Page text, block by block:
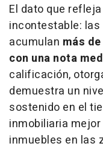
El dato que
incontestable:
acumulan más
con una nota
calificación,
demuestra un
sostenido en el
inmobiliaria
inmuebles en las